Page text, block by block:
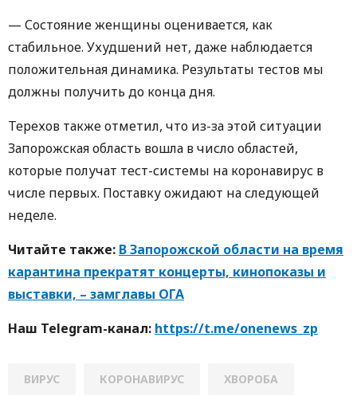
— Состояние женщины оценивается, как
стабильное. Ухудшений нет, даже наблюдается
положительная динамика. Результаты тестов мы
должны получить до конца дня.
Терехов также отметил, что из-за этой ситуации
Запорожская область вошла в число областей,
которые получат тест-системы на коронавирус в
числе первых. Поставку ожидают на следующей
неделе.
Читайте также: В Запорожской области на время
карантина прекратят концерты, кинопоказы и
выставки, – замглавы ОГА
Наш Telegram-канал: https://t.me/onenews_zp
ВИРУС КОРОНАВИРУС ХВОРОБА